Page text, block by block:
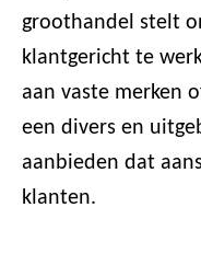
groothandel stelt
klantgericht te
aan vaste merken
een divers en
aanbieden dat
klanten.